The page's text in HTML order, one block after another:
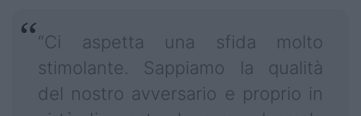
“Ci aspetta una sfida molto
stimolante. Sappiamo la qualità
del nostro avversario e proprio in